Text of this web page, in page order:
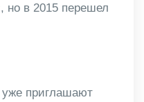
но в 2015 перешел
уже приглашают